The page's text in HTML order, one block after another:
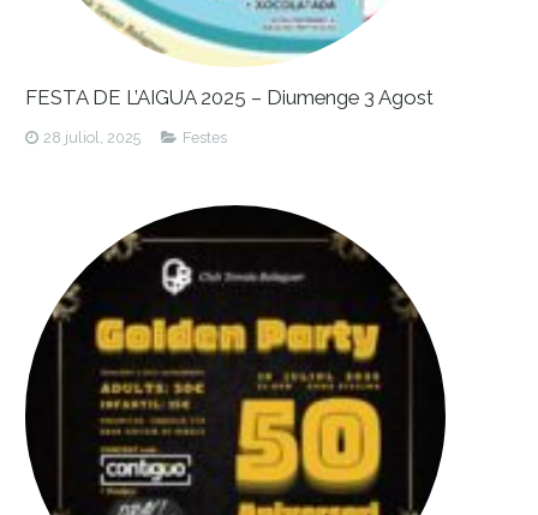
FESTA DE L’AIGUA 2025 – Diumenge 3 Agost
28 juliol, 2025 Festes